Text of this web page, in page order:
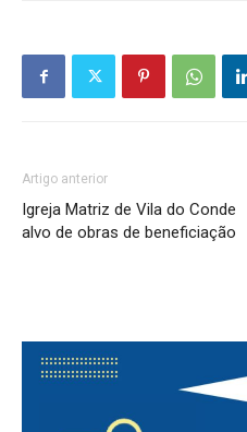
Artigo anterior
Igreja Matriz de Vila do Conde
alvo de obras de beneficiação